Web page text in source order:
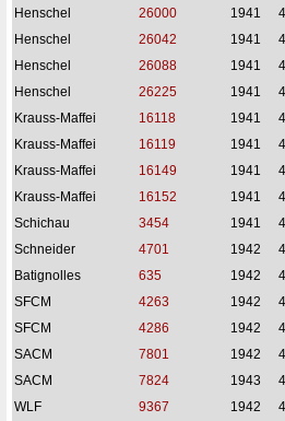
Henschel
26000 1941
Henschel
26042 1941
Henschel
26088 1941
Henschel
26225 1941
Krauss-Maffei
16118 1941
Krauss-Maffei
16119 1941
Krauss-Maffei
16149 1941
Krauss-Maffei
16152 1941
Schichau
3454 1941
Schneider
4701 1942
Batignolles
635 1942
SFCM
4263 1942
SFCM
4286 1942
SACM
7801 1942
SACM
7824 1943
WLF
9367 1942